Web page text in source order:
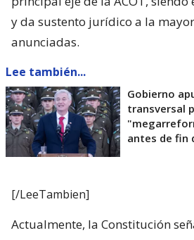
y da sustento jurídico a la
anunciadas.
Lee también...
Gobierno
transversal
antes de fin
[/LeeTambien]
Actualmente, la Constitución